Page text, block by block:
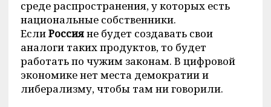
среде распространения, у которых есть
национальные собственники.
ЕслиРоссияне будет создавать свои
аналоги таких продуктов, то будет
работать по чужим законам. В цифровой
экономике нет места демократии и
либерализму, чтобы там ни говорили.